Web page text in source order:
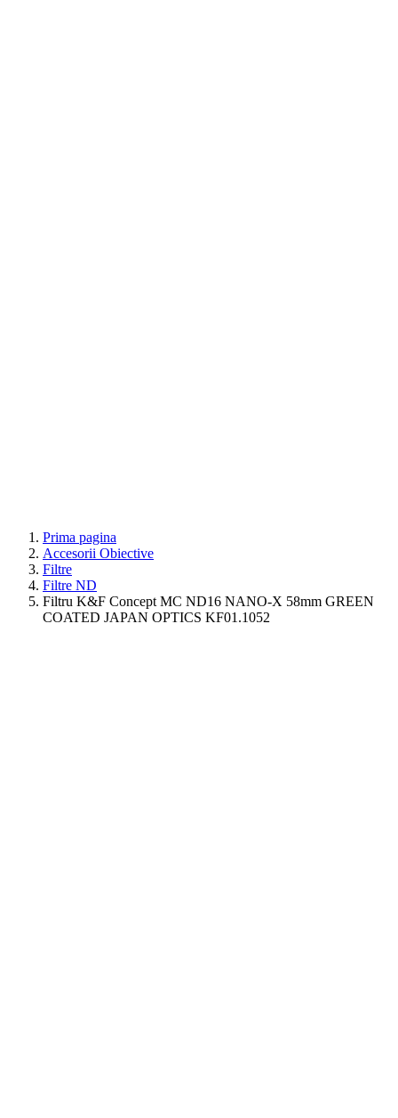
Prima pagina
Accesorii Obiective
Filtre
Filtre ND
Filtru K&F Concept MC ND16 NANO-X 58mm GREEN
COATED JAPAN OPTICS KF01.1052